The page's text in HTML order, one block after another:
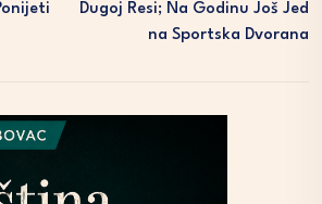
Dugoj Resi; Na Godinu Još Jed
Na Sportska Dvorana